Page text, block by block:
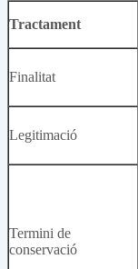
Tractament
Finalitat
Legitimació
Termini de
conservació